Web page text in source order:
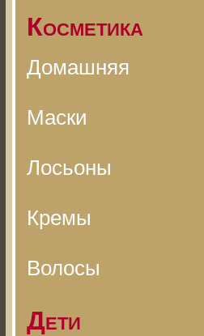
Косметика
Домашняя
Маски
Лосьоны
Кремы
Волосы
Дети